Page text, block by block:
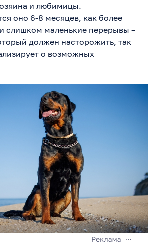
и любимицы.
оно 6-8 месяцев, как более
слишком маленькие перерывы –
должен насторожить, так
о возможных